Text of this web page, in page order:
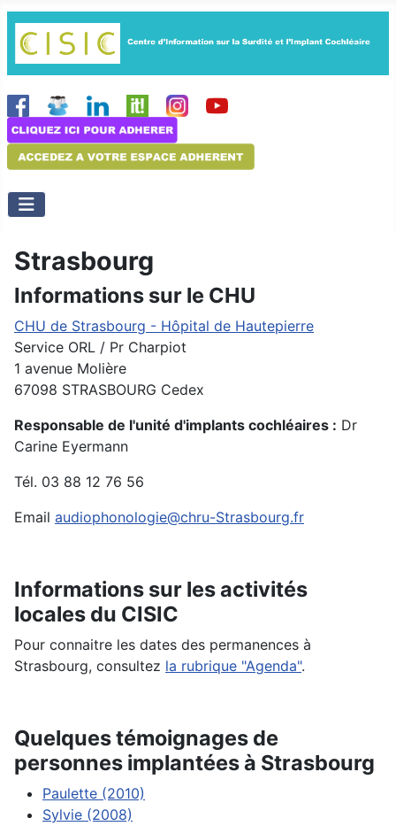
Strasbourg
Informations sur le CHU
CHU de Strasbourg - Hôpital de Hautepierre
Service ORL / Pr Charpiot
1 avenue Molière
67098 STRASBOURG Cedex
Responsable de l'unité d'implants cochléaires : Dr
Carine Eyermann
Tél. 03 88 12 76 56
Email audiophonologie@chru-Strasbourg.fr
Informations sur les activités
locales du CISIC
Pour connaitre les dates des permanences à
Strasbourg, consultez la rubrique "Agenda".
Quelques témoignages de
personnes implantées à Strasbourg
Paulette (2010)
Sylvie (2008)